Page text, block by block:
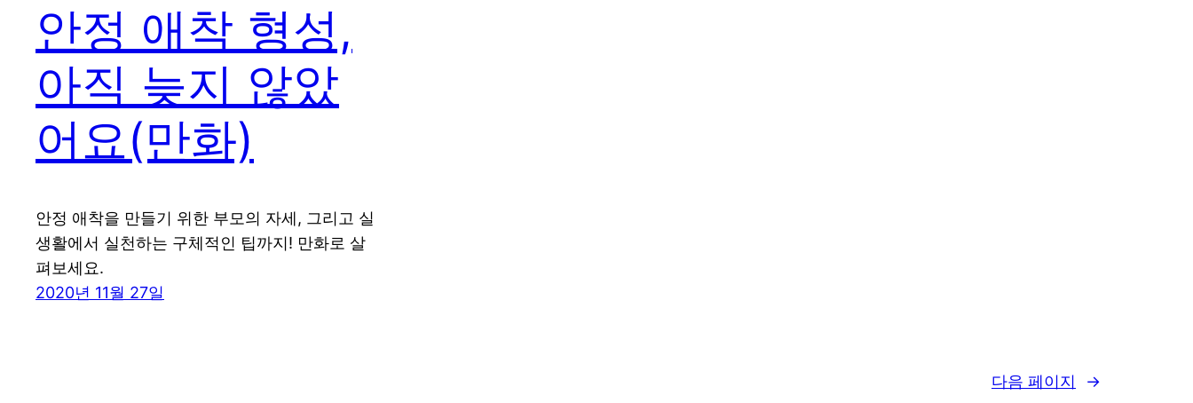
안정 애착 형성,
아직 늦지 않았
어요(만화)
안정 애착을 만들기 위한 부모의 자세, 그리고 실
생활에서 실천하는 구체적인 팁까지! 만화로 살
펴보세요.
2020년 11월 27일
다음 페이지 →